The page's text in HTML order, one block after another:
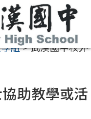
組>武漢國中校外
助教學或活